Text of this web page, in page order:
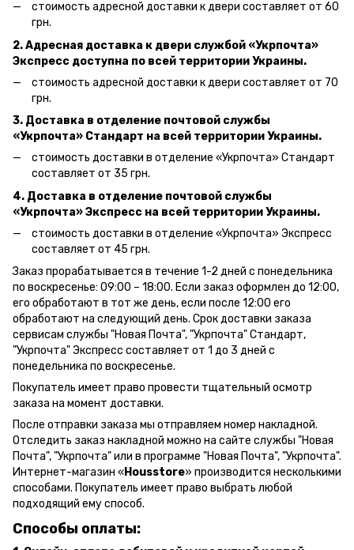
стоимость адресной доставки к двери составляет от 60
грн.
2. Адресная доставка к двери службой «Укрпочта»
Экспресс доступна по всей территории Украины.
стоимость адресной доставки к двери составляет от 70
грн.
3. Доставка в отделение почтовой службы
«Укрпочта» Стандарт на всей территории Украины.
стоимость доставки в отделение «Укрпочта» Стандарт
составляет от 35 грн.
4. Доставка в отделение почтовой службы
«Укрпочта» Экспресс на всей территории Украины.
стоимость доставки в отделение «Укрпочта» Экспресс
составляет от 45 грн.
Заказ прорабатывается в течение 1-2 дней с понедельника
по воскресенье: 09:00 – 18:00. Если заказ оформлен до 12:00,
его обработают в тот же день, если после 12:00 его
обработают на следующий день. Срок доставки заказа
сервисам службы "Новая Почта", "Укрпочта" Стандарт,
"Укрпочта" Экспресс составляет от 1 до 3 дней с
понедельника по воскресенье.
Покупатель имеет право провести тщательный осмотр
заказа на момент доставки.
После отправки заказа мы отправляем номер накладной.
Отследить заказ накладной можно на сайте службы "Новая
Почта", "Укрпочта" или в программе "Новая Почта", "Укрпочта".
Интернет-магазин «Housstore» производится несколькими
способами. Покупатель имеет право выбрать любой
подходящий ему способ.
Способы оплаты: